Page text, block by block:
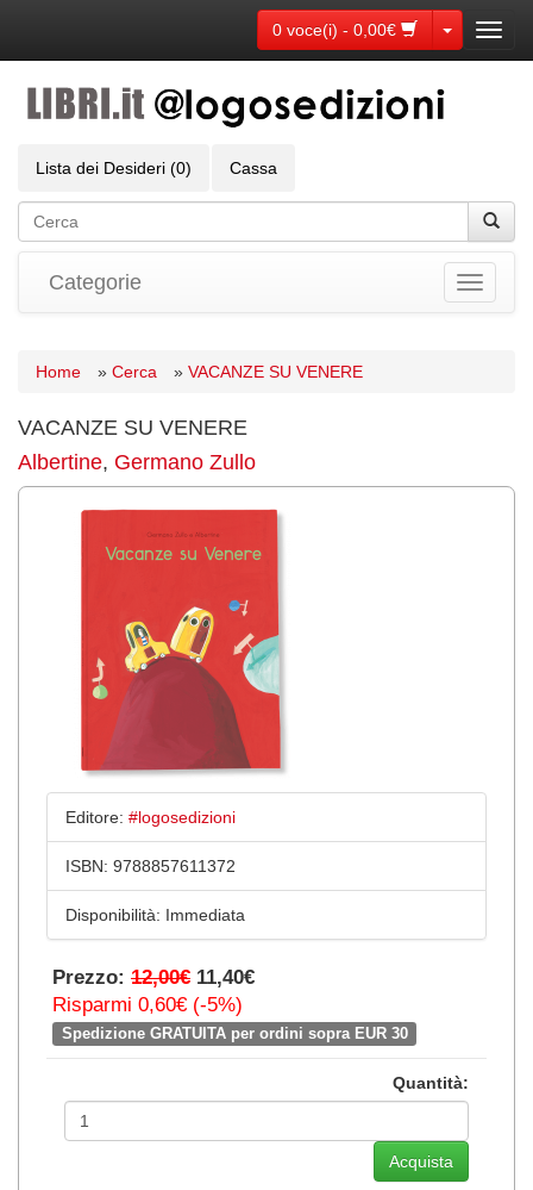
0 voce(i) - 0,00€ Toggle
Lista dei Desideri (0) Cassa
Toggle
Categorie
Home » Cerca » VACANZE SU VENERE
VACANZE SU VENERE
Albertine, Germano Zullo
Editore: #logosedizioni
ISBN: 9788857611372
Disponibilità: Immediata
Prezzo: 12,00€ 11,40€
Risparmi 0,60€ (-5%)
Spedizione GRATUITA per ordini sopra EUR 30
Quantità: